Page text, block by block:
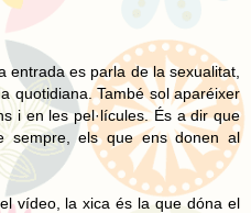
entrada es parla de la sexualitat,
quotidiana. També sol aparéixer
i en les pel·lícules. És a dir que
sempre, els que ens donen al
vídeo, la xica és la que dóna el